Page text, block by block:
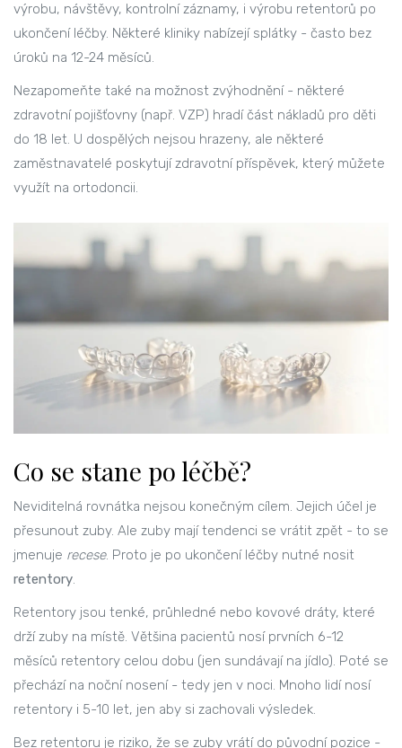
výrobu, návštěvy, kontrolní záznamy, i výrobu retentorů po
ukončení léčby. Některé kliniky nabízejí splátky - často bez
úroků na 12-24 měsíců.
Nezapomeňte také na možnost zvýhodnění - některé
zdravotní pojišťovny (např. VZP) hradí část nákladů pro děti
do 18 let. U dospělých nejsou hrazeny, ale některé
zaměstnavatelé poskytují zdravotní příspěvek, který můžete
využít na ortodoncii.
Co se stane po léčbě?
Neviditelná rovnátka nejsou konečným cílem. Jejich účel je
přesunout zuby. Ale zuby mají tendenci se vrátit zpět - to se
jmenuje recese. Proto je po ukončení léčby nutné nosit
retentory.
Retentory jsou tenké, průhledné nebo kovové dráty, které
drží zuby na místě. Většina pacientů nosí prvních 6-12
měsíců retentory celou dobu (jen sundávají na jídlo). Poté se
přechází na noční nosení - tedy jen v noci. Mnoho lidí nosí
retentory i 5-10 let, jen aby si zachovali výsledek.
Bez retentoru je riziko, že se zuby vrátí do původní pozice -